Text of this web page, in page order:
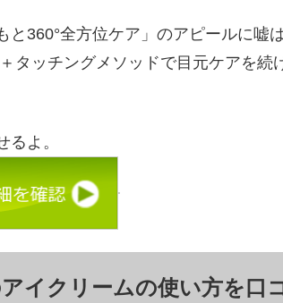
と360°全方位ケア」のアピールに嘘は
タッチングメソッドで目元ケアを続
よ。
イクリームの使い方を口